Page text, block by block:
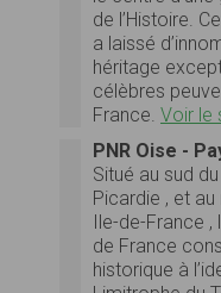
de l’Histoire.
a laissé
héritage
célèbres
France. Voir le
PNR Oise -
Situé au sud
Picardie , et au
Ile-de-France ,
de France
historique à